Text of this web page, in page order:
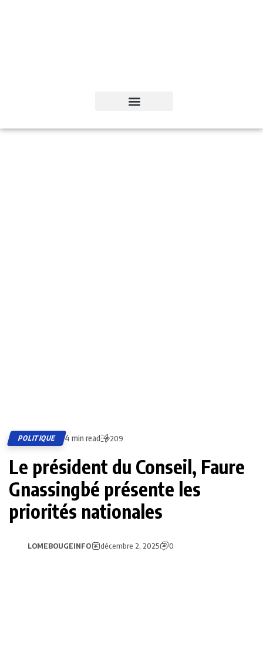
POLITIQUE 4 min read 209
Le président du Conseil, Faure
Gnassingbé présente les
priorités nationales
LOMEBOUGEINFO décembre 2, 2025 0